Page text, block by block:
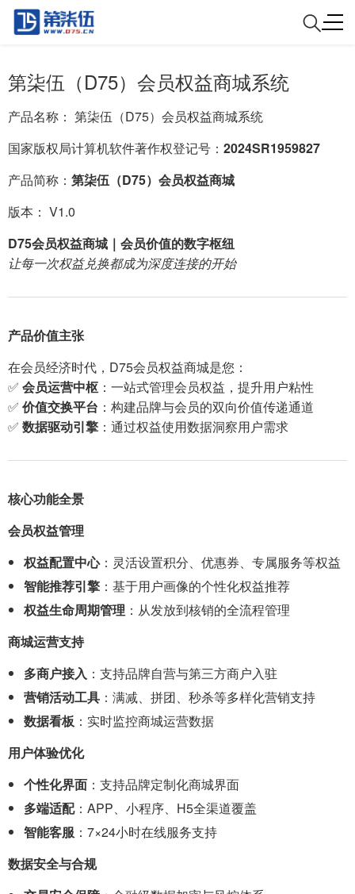
第柒伍（D75）会员权益商城系统
产品名称： 第柒伍（D75）会员权益商城系统
国家版权局计算机软件著作权登记号： 2024SR1959827
产品简称： 第柒伍（D75）会员权益商城
版本： V1.0
D75会员权益商城｜会员价值的数字枢纽
让每一次权益兑换都成为深度连接的开始
产品价值主张
在会员经济时代，D75会员权益商城是您：
✅ 会员运营中枢 ：一站式管理会员权益，提升用户粘性
✅ 价值交换平台 ：构建品牌与会员的双向价值传递通道
✅ 数据驱动引擎 ：通过权益使用数据洞察用户需求
核心功能全景
会员权益管理
权益配置中心：灵活设置积分、优惠券、专属服务等权益
智能推荐引擎 ：基于用户画像的个性化权益推荐
权益生命周期管理 ：从发放到核销的全流程管理
商城运营支持
多商户接入 ：支持品牌自营与第三方商户入驻
营销活动工具 ：满减、拼团、秒杀等多样化营销支持
数据看板 ：实时监控商城运营数据
用户体验优化
个性化界面 ：支持品牌定制化商城界面
多端适配：APP、小程序、H5全渠道覆盖
智能客服 ：7×24小时在线服务支持
数据安全与合规